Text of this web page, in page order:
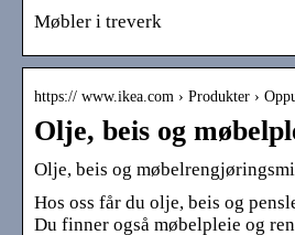
Møbler i treverk
https:// www.ikea.com › Produkter ›
Olje, beis og
Olje, beis og
Hos oss får du olje, beis og
Du finner også møbelpleie og